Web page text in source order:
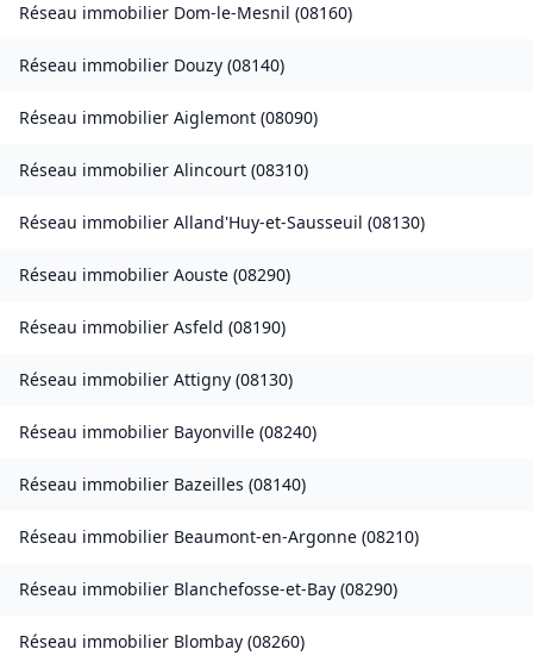
Réseau immobilier Dom-le-Mesnil (08160)
Réseau immobilier Douzy (08140)
Réseau immobilier Aiglemont (08090)
Réseau immobilier Alincourt (08310)
Réseau immobilier Alland'Huy-et-Sausseuil (08130)
Réseau immobilier Aouste (08290)
Réseau immobilier Asfeld (08190)
Réseau immobilier Attigny (08130)
Réseau immobilier Bayonville (08240)
Réseau immobilier Bazeilles (08140)
Réseau immobilier Beaumont-en-Argonne (08210)
Réseau immobilier Blanchefosse-et-Bay (08290)
Réseau immobilier Blombay (08260)